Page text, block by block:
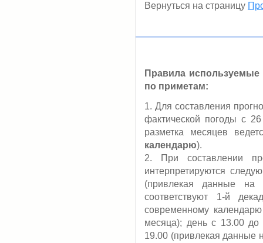
Вернуться на страницу
Правила используемые
по приметам:
1. Для составления
фактической погоды с
разметка месяцев
календарю).
2. При составлении
интерпретируются
(привлекая данные
соответствуют 1-й
современному
месяца); день с 13.00
19.00 (привлекая данные